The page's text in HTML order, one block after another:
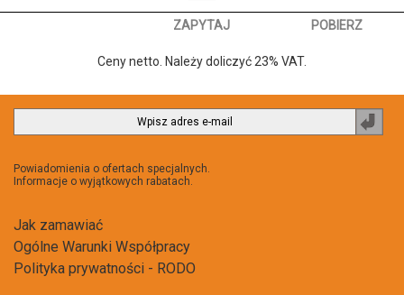
ZAPYTAJ POBIERZ
Ceny netto. Należy doliczyć 23% VAT.
Powiadomienia o ofertach specjalnych.
Informacje o wyjątkowych rabatach.
Jak zamawiać
Ogólne Warunki Współpracy
Polityka prywatności - RODO